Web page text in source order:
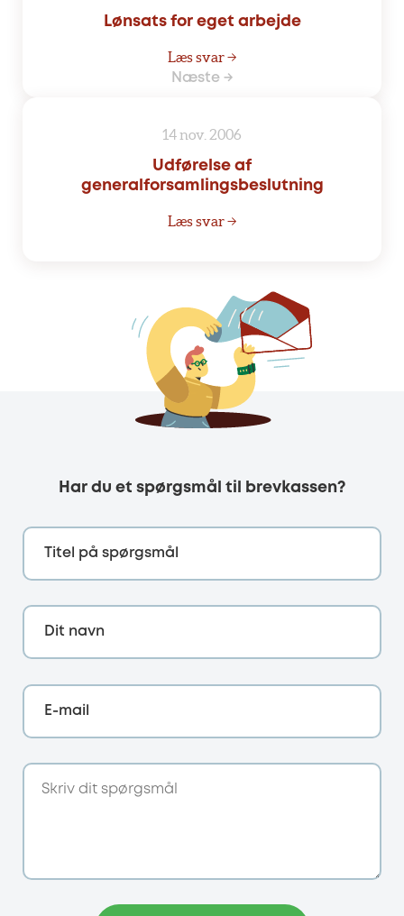
Lønsats for eget arbejde
Læs svar →
Næste →
14 nov. 2006
Udførelse af
generalforsamlingsbeslutning
Læs svar →
Har du et spørgsmål til brevkassen?
Titel på spørgsmål
Dit navn
E-mail